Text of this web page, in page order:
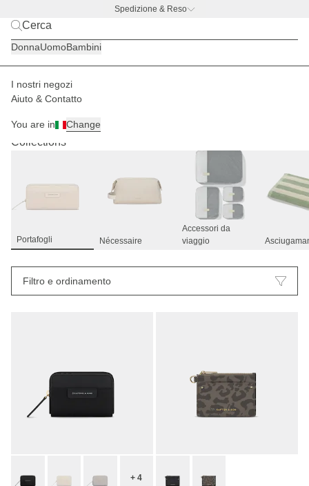
Spedizione & Reso
BACK TO BUSINESS –
DonnaUomoBambini
I nostri negozi
Aiuto & Contatto
You are in Change
Accessori
Collections
Portafogli Nécessaire
Accessori da
viaggio
Filtro e ordinamento
+ 4